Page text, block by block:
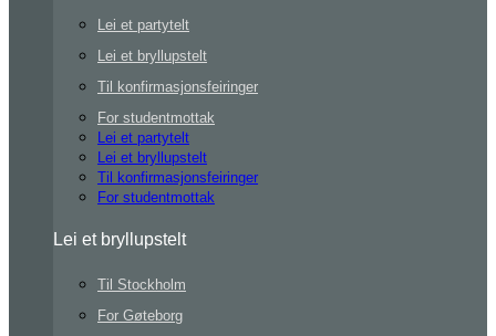
Lei et partytelt
Lei et bryllupstelt
Til konfirmasjonsfeiringer
For studentmottak
Lei et partytelt
Lei et bryllupstelt
Til konfirmasjonsfeiringer
For studentmottak
Lei et bryllupstelt
Til Stockholm
For Gøteborg